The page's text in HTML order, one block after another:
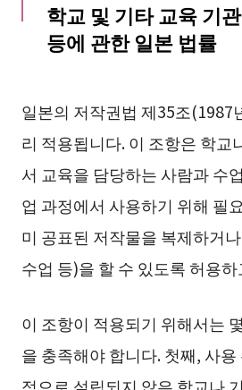
학교 및 기타 교육 기
등에 관한 일본 법률
일본의 저작권법 제35조(1987
리 적용됩니다. 이 조항은 학교
서 교육을 담당하는 사람과 수
업 과정에서 사용하기 위해 필
미 공표된 저작물을 복제하거
수업 등)을 할 수 있도록 허용
이 조항이 적용되기 위해서는
을 충족해야 합니다. 첫째, 사용